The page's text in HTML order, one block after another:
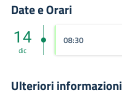
Date e Orari
14
dic
08:30
Ulteriori informazioni